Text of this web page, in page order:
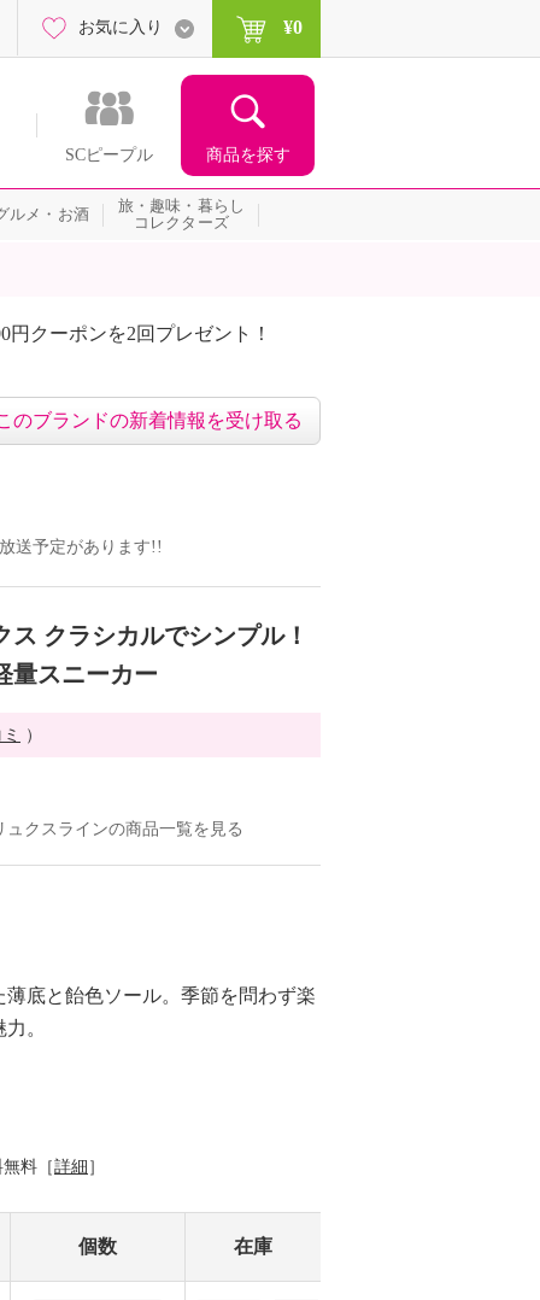
SCピープル 商品を探す
お気に入り ¥0
ルメ・お酒
旅・趣味・暮らし
コレクターズ
クーポンを2回プレゼント！
のブランドの新着情報を受け取る
送予定があります!!
クラシカルでシンプル！
量スニーカー
）
クスラインの商品一覧を見る
底と飴色ソール。季節を問わず楽
。
料［詳細 ］
個数 在庫